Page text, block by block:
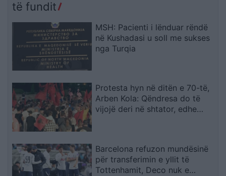
kufirin mes Golemit dhe
Progonatit
të fundit
MSH: Pacienti i lënduar rëndë
në Kushadasi u soll me sukses
nga Turqia
Protesta hyn në ditën e 70-të,
Arben Kola: Qëndresa do të
vijojë deri në shtator, edhe
Barcelona refuzon mundësinë
për transferimin e yllit të
Tottenhamit, Deco nuk e